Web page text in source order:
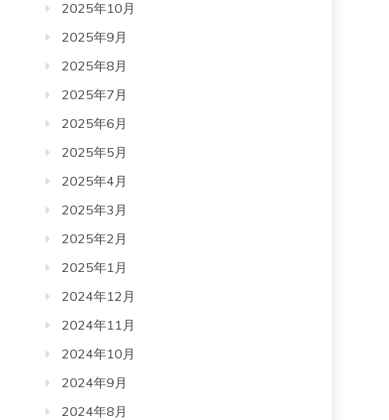
2025年10月
2025年9月
2025年8月
2025年7月
2025年6月
2025年5月
2025年4月
2025年3月
2025年2月
2025年1月
2024年12月
2024年11月
2024年10月
2024年9月
2024年8月